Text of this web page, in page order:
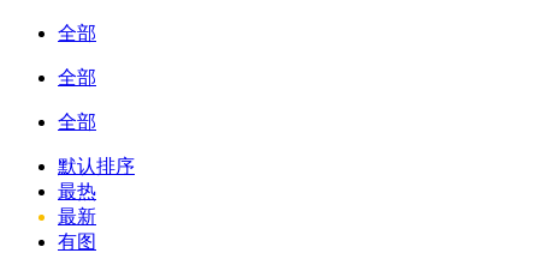
全部
全部
全部
默认排序
最热
最新
有图